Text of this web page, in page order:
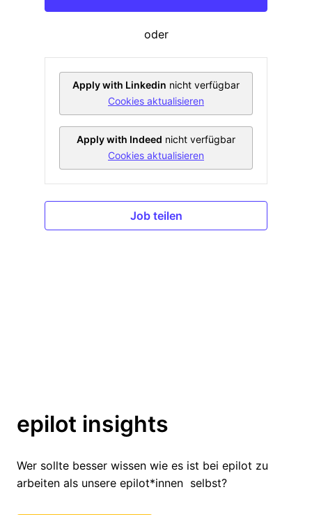
oder
Apply with Linkedin nicht verfügbar
Cookies aktualisieren
Apply with Indeed nicht verfügbar
Cookies aktualisieren
Job teilen
epilot insights
Wer sollte besser wissen wie es ist bei epilot zu
arbeiten als unsere epilot*innen  selbst?